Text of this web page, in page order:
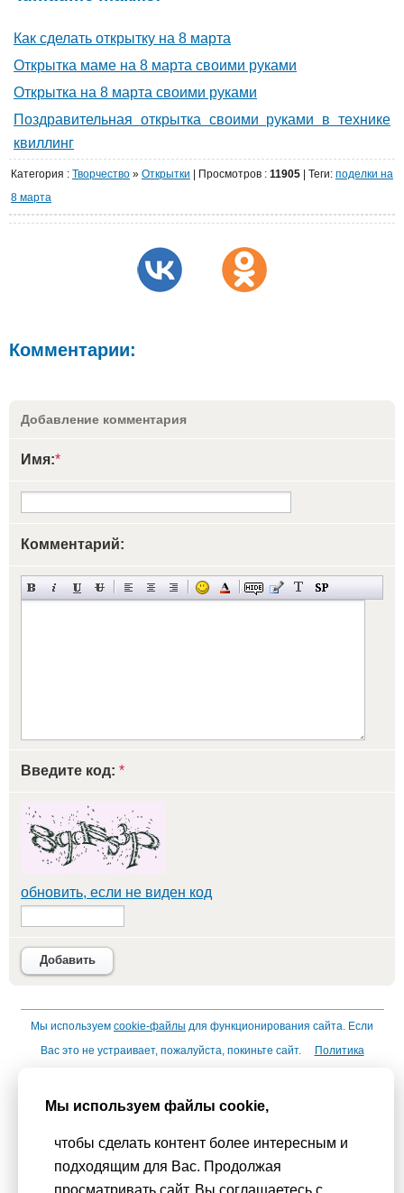
Как сделать открытку на 8 марта
Открытка маме на 8 марта своими руками
Открытка на 8 марта своими руками
Поздравительная открытка своими руками в технике
квиллинг
Категория : Творчество » Открытки Просмотров : 11905 | Теги: поделки на
8 марта
Комментарии:
Добавление комментария
Имя:*
Комментарий:
Введите код: *
обновить, если не виден код
Добавить
Мы используем cookie-файлы для функционирования сайта. Если
Вас это не устраивает, пожалуйста, покиньте сайт.
Политика
При использовании материалов активная гиперссылка на
Копирование мастер-классов без согласования с
администрацией сайта запрещено
Мы используем файлы cookie,
чтобы сделать контент более интересным и
подходящим для Вас. Продолжая
просматривать сайт, Вы соглашаетесь с